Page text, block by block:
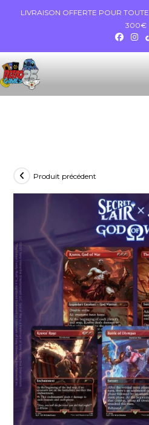
LIVRAISON OFFERTE POUR
300€
Produit précédent